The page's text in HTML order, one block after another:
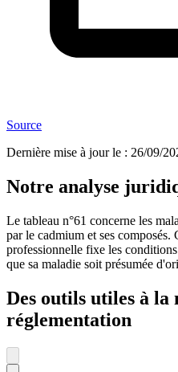
Source
Dernière mise à jour le : 26/09/
Notre analyse
Le tableau n°61 concerne les
par le cadmium et ses composés.
professionnelle fixe les
que sa maladie soit présumée
Des outils utiles à la
réglementation